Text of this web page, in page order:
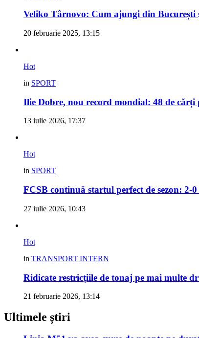
Veliko Târnovo: Cum ajungi din București
20 februarie 2025, 13:15
Hot
in SPORT
Ilie Dobre, nou record mondial: 48 de
13 iulie 2026, 17:37
Hot
in SPORT
FCSB continuă startul perfect de sezon: 2-
27 iulie 2026, 10:43
Hot
in TRANSPORT INTERN
Ridicate restricțiile de tonaj pe mai multe
21 februarie 2026, 13:14
Ultimele știri